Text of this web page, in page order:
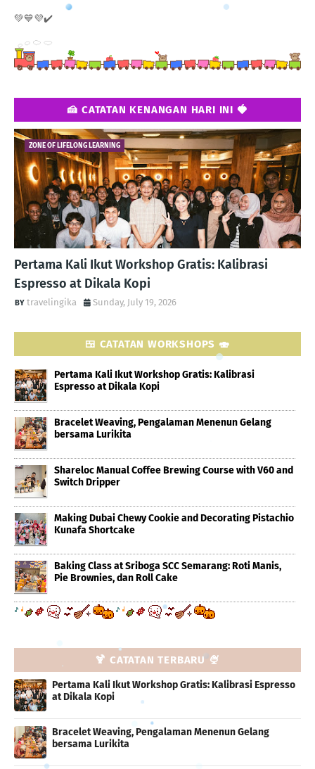
💚💙💜✔️
🍰 CATATAN KENANGAN HARI INI 🍓
ZONE OF LIFELONG LEARNING
Pertama Kali Ikut Workshop Gratis: Kalibrasi
Espresso at Dikala Kopi
travelingika Sunday, July 19, 2026
🍱 CATATAN WORKSHOPS 🍣
Pertama Kali Ikut Workshop Gratis: Kalibrasi
Espresso at Dikala Kopi
Bracelet Weaving, Pengalaman Menenun Gelang
bersama Lurikita
Shareloc Manual Coffee Brewing Course with V60 and
Switch Dripper
Making Dubai Chewy Cookie and Decorating Pistachio
Kunafa Shortcake
Baking Class at Sriboga SCC Semarang: Roti Manis,
Pie Brownies, dan Roll Cake
🍹 CATATAN TERBARU 🍨
Pertama Kali Ikut Workshop Gratis: Kalibrasi Espresso
at Dikala Kopi
Bracelet Weaving, Pengalaman Menenun Gelang
bersama Lurikita